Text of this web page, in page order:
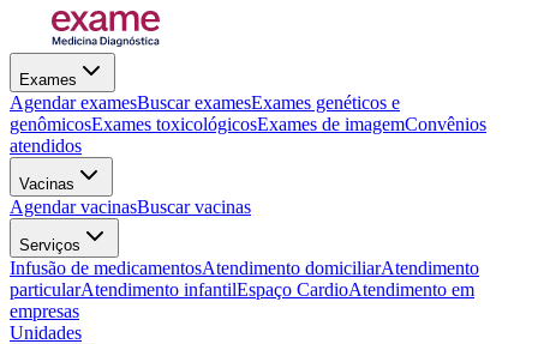
Exames
Agendar examesBuscar examesExames genéticos e
genômicosExames toxicológicosExames de imagemConvênios
atendidos
Vacinas
Agendar vacinasBuscar vacinas
Serviços
Infusão de medicamentosAtendimento domiciliarAtendimento
particularAtendimento infantilEspaço CardioAtendimento em
empresas
Unidades